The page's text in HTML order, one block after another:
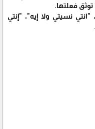
توثق فعلتها.
نسيتي ولا إيه"، "إنتي